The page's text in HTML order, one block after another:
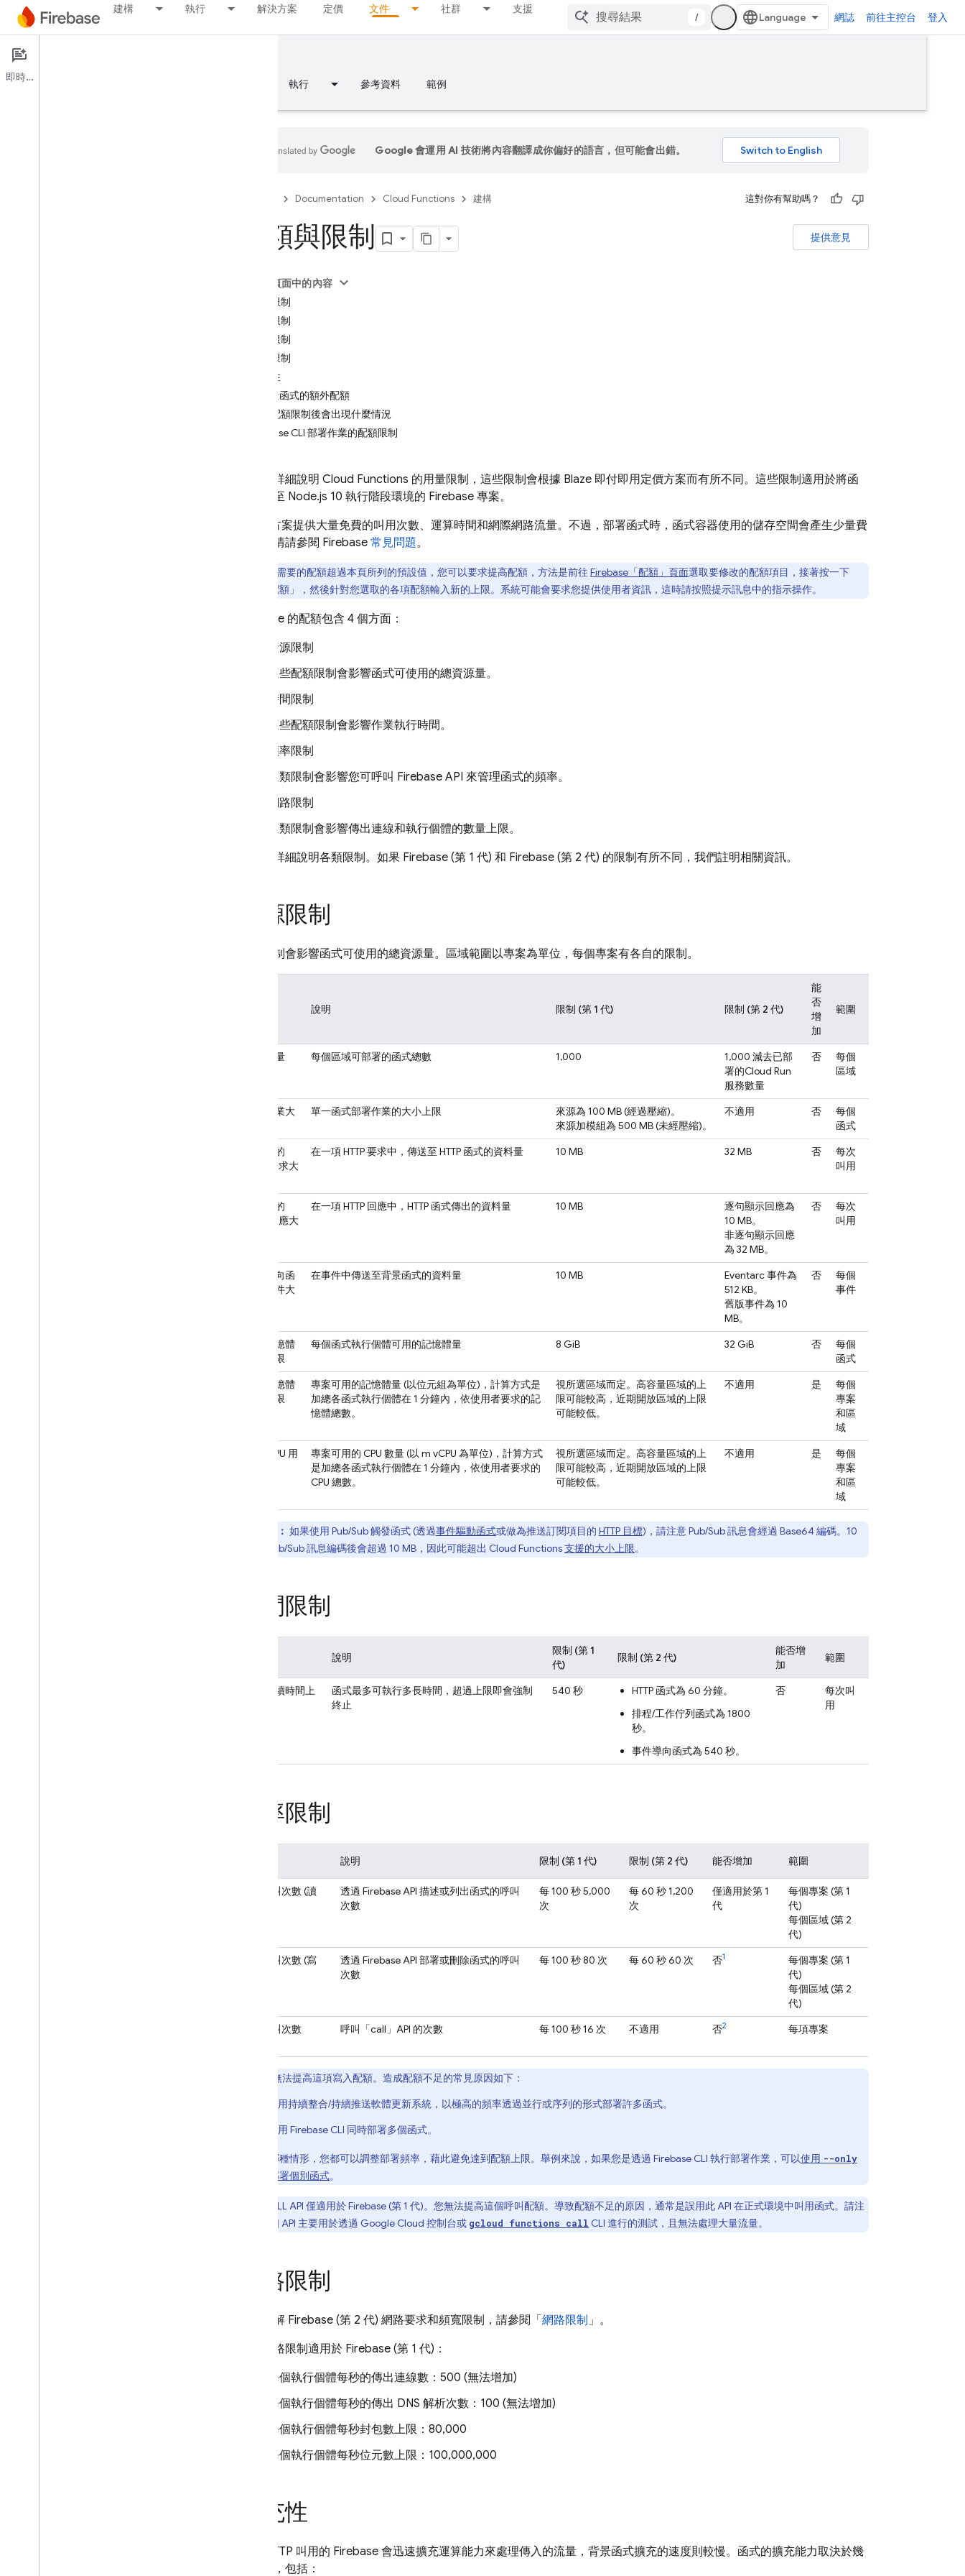
建構 執行 解決方案 定價 文件 社群 支援
/ 網誌 前往主控台 登入
Documentation
總覽 執行 參考資料 範例
Google 會運用 AI 技術將內容翻譯成你偏好的語言，但可能會出錯。
Documentation Cloud Functions 建構 這對你有幫助嗎？
提供意見
配額與限制
這個頁面中的內容
資源限制
時間限制
頻率限制
網路限制
擴充性
背景函式的額外配額
達到配額限制後會出現什麼情況
Firebase CLI 部署作業的配額限制
本頁面詳細說明 Cloud Functions 的用量限制，這些限制會根據 Blaze 即付即用定價方案而有所不同。這些限制適用於將函
式部署至 Node.js 10 執行階段環境的 Firebase 專案。
Blaze 方案提供大量免費的叫用次數、運算時間和網際網路流量。不過，部署函式時，函式容器使用的儲存空間會產生少量費
用。詳情請參閱 Firebase 常見問題。
如果需要的配額超過本頁所列的預設值，您可以要求提高配額，方法是前往 Firebase 「配額」頁面選取要修改的配額項目，接著按一下
「編輯配額」
，然後針對您選取的各項配額輸入新的上限。系統可能會要求您提供使用者資訊，這時請按照提示訊息中的指示操作。
Firebase 的配額包含 4 個方面：
資源限制
這些配額限制會影響函式可使用的總資源量。
時間限制
這些配額限制會影響作業執行時間。
頻率限制
這類限制會影響您可呼叫 Firebase API 來管理函式的頻率。
網路限制
這類限制會影響傳出連線和執行個體的數量上限。
以下將詳細說明各類限制。如果 Firebase (第 1 代) 和 Firebase (第 2 代) 的限制有所不同，我們註明相關資訊。
資源限制
資源限制會影響函式可使用的總資源量。區域範圍以專案為單位，每個專案有各自的限制。
說明 限制 (第 1 代) 限制 (第 2 代)
能
否
增
加
範圍
函式數量 每個區域可部署的函式總數 1,000
1,000 減去已部
署的Cloud Run
服務數量
否
每個
區域
部署作業大
單一函式部署作業的大小上限
來源為 100 MB (經過壓縮)。
來源加模組為 500 MB (未經壓縮)。
不適用 否
每個
函式
未壓縮的
HTTP 要求大
在一項 HTTP 要求中，傳送至 HTTP 函式的資料量 10 MB 32 MB 否
每次
叫用
未壓縮的
HTTP 回應大
在一項 HTTP 回應中，HTTP 函式傳出的資料量 10 MB
逐句顯示回應為
10 MB。
非逐句顯示回應
為 32 MB。
否
每次
叫用
事件導向函
式的事件大
在事件中傳送至背景函式的資料量 10 MB
Eventarc 事件為
512 KB。
舊版事件為 10
MB。
否
每個
事件
函式記憶體
用量上限
每個函式執行個體可用的記憶體量 8 GiB 32 GiB 否
每個
函式
專案記憶體
用量上限
專案可用的記憶體量 (以位元組為單位)，計算方式是
加總各函式執行個體在 1 分鐘內，依使用者要求的記
憶體總數。
視所選區域而定。高容量區域的上
限可能較高，近期開放區域的上限
可能較低。
不適用 是
每個
專案
和區
域
專案 CPU 用
專案可用的 CPU 數量 (以 m vCPU 為單位)，計算方式
是加總各函式執行個體在 1 分鐘內，依使用者要求的
CPU 總數。
視所選區域而定。高容量區域的上
限可能較高，近期開放區域的上限
可能較低。
不適用 是
每個
專案
和區
域
注意： 如果使用 Pub/Sub觸發函式 (透過事件驅動函式或做為推送訂閱項目的 HTTP 目標)，請注意Pub/Sub訊息會經過 Base64 編碼。10
Pub/Sub訊息編碼後會超過 10 MB，因此可能超出 Cloud Functions支援的大小上限。
時間限制
說明
限制 (第 1
代)
限制 (第 2 代)
能否增
加
範圍
函式持續時間上
函式最多可執行多長時間，超過上限即會強制
終止
540 秒
HTTP 函式為 60 分鐘。
排程/工作佇列函式為 1800
秒。
事件導向函式為 540 秒。
否
每次叫
用
頻率限制
說明 限制 (第 1 代) 限制 (第 2 代) 能否增加 範圍
API 呼叫次數 (讀
透過 FirebaseAPI 描述或列出函式的呼叫
次數
每 100 秒 5,000
次
每 60 秒 1,200
次
僅適用於第 1
代
每個專案 (第 1
代)
每個區域 (第 2
代)
API 呼叫次數 (寫
透過 FirebaseAPI 部署或刪除函式的呼叫
次數
每 100 秒 80 次 每 60 秒 60 次 否1
每個專案 (第 1
代)
每個區域 (第 2
代)
API 呼叫次數
呼叫「call」API 的次數 每 100 秒 16 次 不適用 否2 每項專案
您無法提高這項寫入配額。造成配額不足的常見原因如下：
採用持續整合/持續推送軟體更新系統，以極高的頻率透過並行或序列的形式部署許多函式。
使用 Firebase CLI 同時部署多個函式。
無論是哪種情形，您都可以調整部署頻率，藉此避免達到配額上限。舉例來說，如果您是透過 Firebase CLI 執行部署作業，可以使用 --only
旗標來部署個別函式。
CALL API 僅適用於Firebase(第 1 代)。您無法提高這個呼叫配額。導致配額不足的原因，通常是誤用此 API 在正式環境中叫用函式。請注
意，這個 API 主要用於透過 Google Cloud 控制台或 gcloud functions call CLI 進行的測試，且無法處理大量流量。
網路限制
如要瞭解 Firebase (第 2 代) 網路要求和頻寬限制，請參閱「 網路限制 」。
下列網路限制適用於 Firebase (第 1 代)：
每個執行個體每秒的傳出連線數：500 (無法增加)
每個執行個體每秒的傳出 DNS 解析次數：100 (無法增加)
每個執行個體每秒封包數上限：80,000
每個執行個體每秒位元數上限：100,000,000
擴充性
透過 HTTP 叫用的 Firebase 會迅速擴充運算能力來處理傳入的流量，背景函式擴充的速度則較慢。函式的擴充能力取決於幾
個因素，包括：
即時通訊